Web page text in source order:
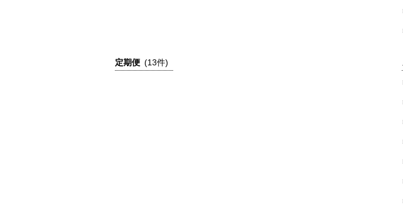
定期便 (13件)